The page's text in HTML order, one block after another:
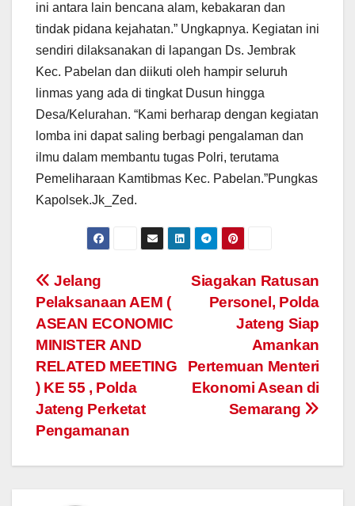
ini antara lain bencana alam, kebakaran dan
tindak pidana kejahatan.” Ungkapnya. Kegiatan ini
sendiri dilaksanakan di lapangan Ds. Jembrak
Kec. Pabelan dan diikuti oleh hampir seluruh
linmas yang ada di tingkat Dusun hingga
Desa/Kelurahan. “Kami berharap dengan kegiatan
lomba ini dapat saling berbagi pengalaman dan
ilmu dalam membantu tugas Polri, terutama
Pemeliharaan Kamtibmas Kec. Pabelan.”Pungkas
Kapolsek.Jk_Zed.
Post
navigation
Siagakan Ratusan
Personel, Polda
Jateng Siap
Amankan
Pertemuan Menteri
Ekonomi Asean di
Semarang
Jelang
Pelaksanaan AEM (
ASEAN ECONOMIC
MINISTER AND
RELATED MEETING
) KE 55 , Polda
Jateng Perketat
Pengamanan